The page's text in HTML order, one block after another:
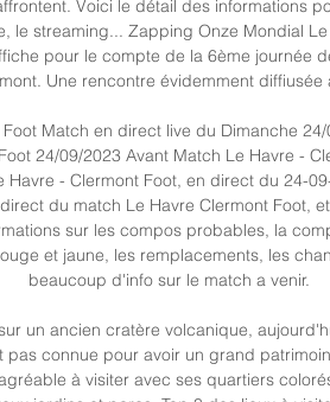
Voici le détail des informations
le streaming... Zapping Onze Mondial
pour le compte de la 6ème journée
Une rencontre évidemment diffiusée
Match en direct live du Dimanche
24/09/2023 Avant Match Le Havre -
Havre - Clermont Foot, en direct du 24-
du match Le Havre Clermont Foot,
sur les compos probables, la
et jaune, les remplacements, les
beaucoup d'info sur le match a venir.
un ancien cratère volcanique,
pas connue pour avoir un grand
à visiter avec ses quartiers